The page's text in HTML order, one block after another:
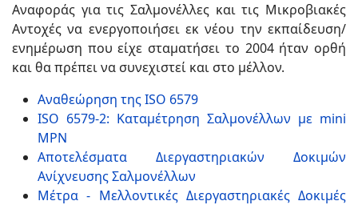
Αναφοράς για τις Σαλμονέλλες και τις Μικροβιακές
Αντοχές να ενεργοποιήσει εκ νέου την εκπαίδευση/
ενημέρωση που είχε σταματήσει το 2004 ήταν ορθή
και θα πρέπει να συνεχιστεί και στο μέλλον.
Αναθεώρηση της ISO 6579
ISO 6579-2: Καταμέτρηση Σαλμονέλλων με mini
MPN
Αποτελέσματα Διεργαστηριακών Δοκιμών
Ανίχνευσης Σαλμονέλλων
Μέτρα - Μελλοντικές Διεργαστηριακές Δοκιμές